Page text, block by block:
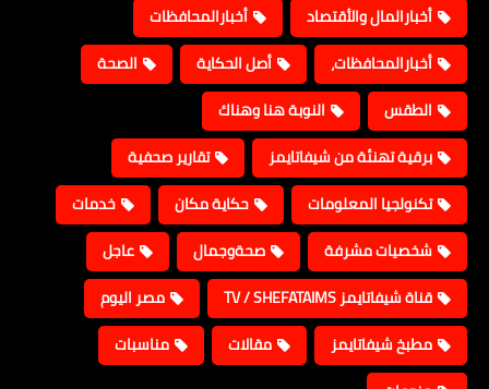
أخبارالمال والأقتصاد
أخبارالمحافظات
أخبارالمحافظات،
أصل الحكاية
الصحة
الطقس
النوبة هنا وهناك
برقية تهنئة من شيفاتايمز
تقارير صحفية
تكنولجيا المعلومات
حكاية مكان
خدمات
شخصيات مشرفة
صحةوجمال
عاجل
قناة شيفاتايمز TV / SHEFATAIMS
مصر اليوم
مطبخ شيفاتايمز
مقالات
مناسبات